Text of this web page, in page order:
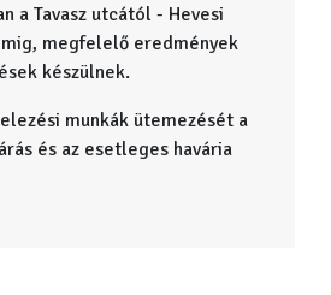
a Tavasz utcától - Hevesi
megfelelő eredmények
készülnek.
munkák ütemezését a
és az esetleges havária